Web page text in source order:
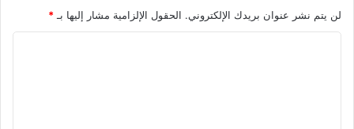
لن يتم نشر عنوان بريدك الإلكتروني. الحقول الإلزامية مشار إليها بـ *